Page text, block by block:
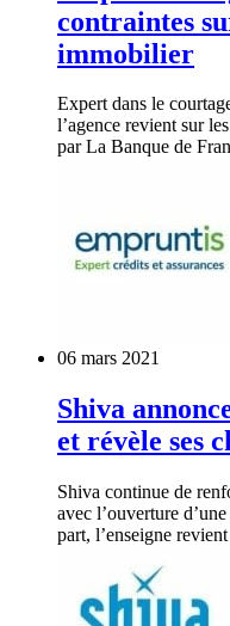
contraintes
immobilier
Expert dans le
l’agence revient sur
par La Banque de
06 mars 2021
Shiva
et révèle ses
Shiva continue de
avec l’ouverture
part, l’enseigne